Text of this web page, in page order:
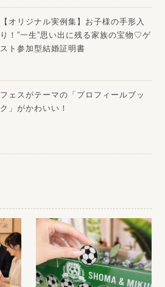
【オリジナル実例集】お子様の手形入
り！”一生”思い出に残る家族の宝物♡ゲ
スト参加型結婚証明書
フェスがテーマの「プロフィールブッ
ク」がかわいい！